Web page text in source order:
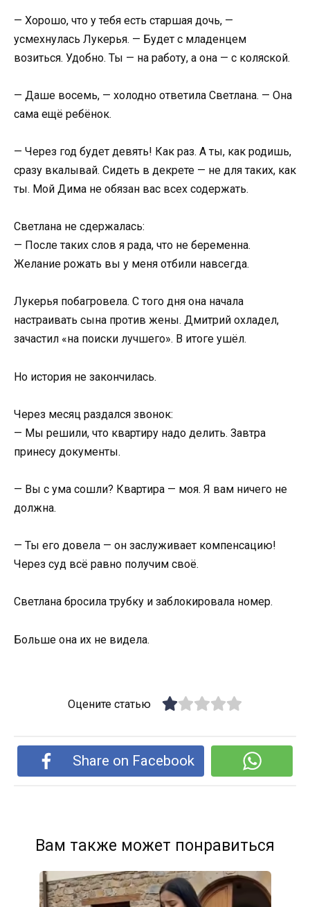
— Хорошо, что у тебя есть старшая дочь, —
усмехнулась Лукерья. — Будет с младенцем
возиться. Удобно. Ты — на работу, а она — с коляской.
— Даше восемь, — холодно ответила Светлана. — Она
сама ещё ребёнок.
— Через год будет девять! Как раз. А ты, как родишь,
сразу вкалывай. Сидеть в декрете — не для таких, как
ты. Мой Дима не обязан вас всех содержать.
Светлана не сдержалась:
— После таких слов я рада, что не беременна.
Желание рожать вы у меня отбили навсегда.
Лукерья побагровела. С того дня она начала
настраивать сына против жены. Дмитрий охладел,
зачастил «на поиски лучшего». В итоге ушёл.
Но история не закончилась.
Через месяц раздался звонок:
— Мы решили, что квартиру надо делить. Завтра
принесу документы.
— Вы с ума сошли? Квартира — моя. Я вам ничего не
должна.
— Ты его довела — он заслуживает компенсацию!
Через суд всё равно получим своё.
Светлана бросила трубку и заблокировала номер.
Больше она их не видела.
Оцените статью
Share on Facebook
Вам также может понравиться